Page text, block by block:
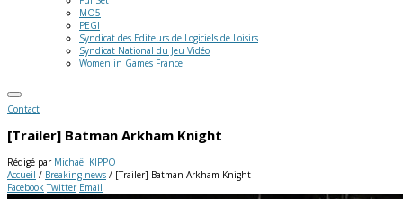
MO5
PEGI
Syndicat des Editeurs de Logiciels de Loisirs
Syndicat National du Jeu Vidéo
Women in Games France
Contact
[Trailer] Batman Arkham Knight
Rédigé par Michaël KIPPO
Accueil / Breaking news / [Trailer] Batman Arkham Knight
Facebook Twitter Email